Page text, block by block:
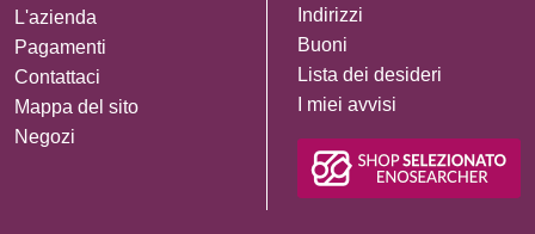
L'azienda
Pagamenti
Contattaci
Mappa del sito
Negozi
Indirizzi
Buoni
Lista dei desideri
I miei avvisi